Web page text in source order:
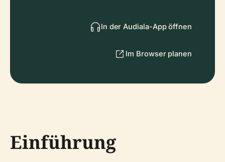
In der Audiala-App öffnen
Im Browser planen
Einführung